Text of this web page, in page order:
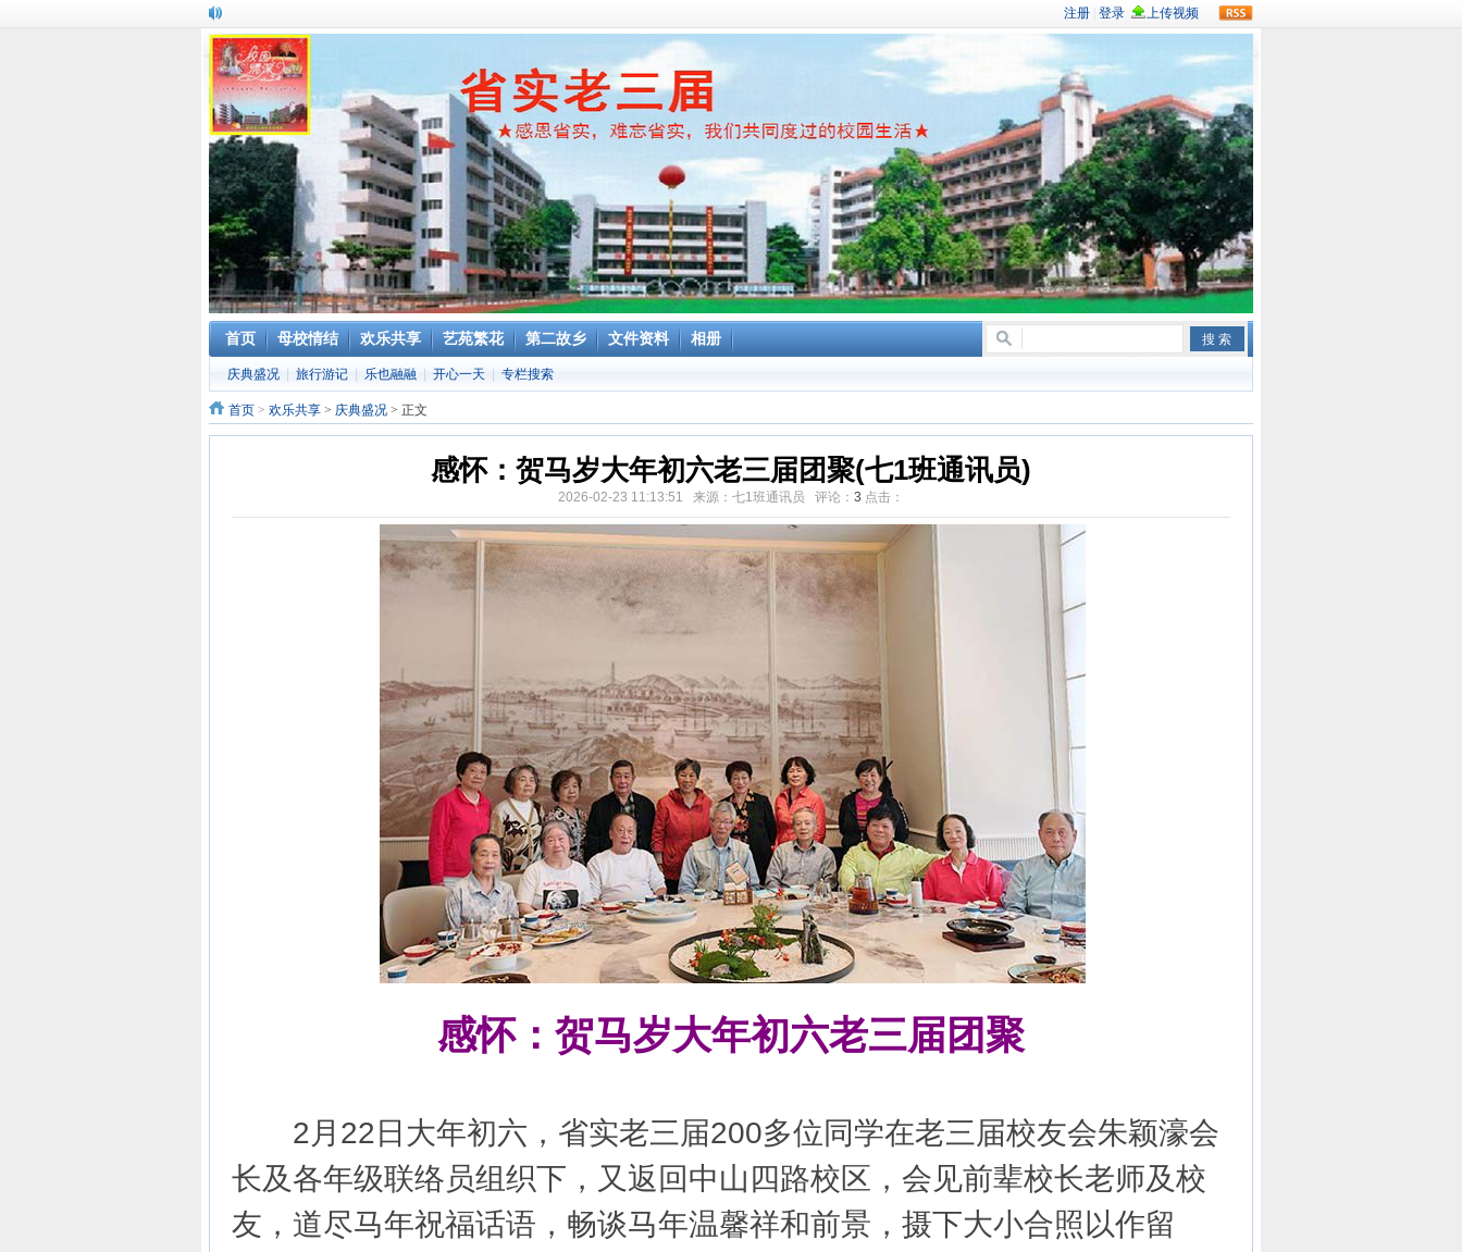
首页 母校情结 欢乐共享 艺苑繁花 第二故乡 文件资料 相册
庆典盛况 旅行游记 乐也融融 开心一天 专栏搜索
首页 > 欢乐共享 > 庆典盛况 > 正文
感怀：贺马岁大年初六老三届团聚(七1班通讯员)
2026-02-23 11:13:51 来源：七1班通讯员 评论： 3 点击：
感怀：贺马岁大年初六老三届团聚
2月22日大年初六，省实老三届200多位同学在老三届校友会朱颖濠会
长及各年级联络员组织下，又返回中山四路校区，会见前辈校长老师及校
友，道尽马年祝福话语，畅谈马年温馨祥和前景，摄下大小合照以作留